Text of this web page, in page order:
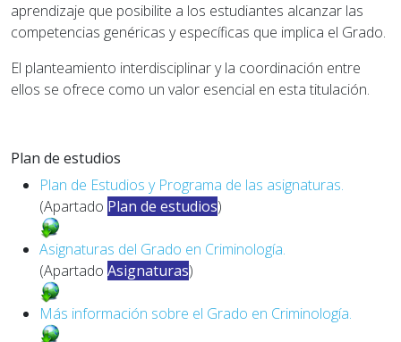
aprendizaje que posibilite a los estudiantes alcanzar las
competencias genéricas y específicas que implica el Grado.
El planteamiento interdisciplinar y la coordinación entre
ellos se ofrece como un valor esencial en esta titulación.
Plan de estudios
Plan de Estudios y Programa de las asignaturas.
(Apartado Plan de estudios)
Asignaturas del Grado en Criminología.
(Apartado Asignaturas)
Más información sobre el Grado en Criminología.